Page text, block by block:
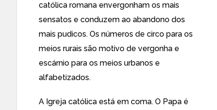
católica romana envergonham os mais
sensatos e conduzem ao abandono dos
mais pudicos. Os números de circo para os
meios rurais são motivo de vergonha e
escárnio para os meios urbanos e
alfabetizados.
A Igreja católica está em coma. O Papa é